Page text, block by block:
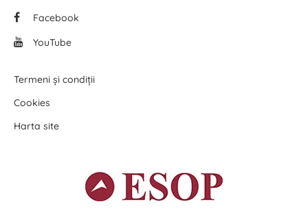
Facebook
YouTube
Termeni și condiții
Cookies
Harta site